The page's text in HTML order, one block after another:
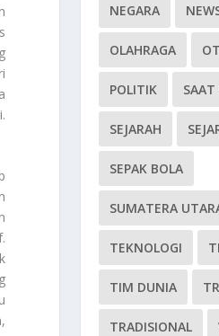
NEGARA
OLAHRAGA
POLITIK
SEJARAH
SEPAK BOLA
SUMATERA
TEKNOLOGI
TIM DUNIA
TRADISIONAL